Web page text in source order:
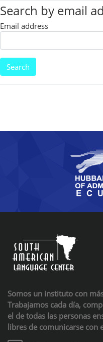
Search by email
Email address
Somos un instituto con
Trabajamos cada día,
el de todas las personas
libres de comunicarse con